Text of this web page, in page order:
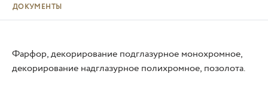
ДОКУМЕНТЫ
Фарфор, декорирование подглазурное монохромное,
декорирование надглазурное полихромное, позолота.